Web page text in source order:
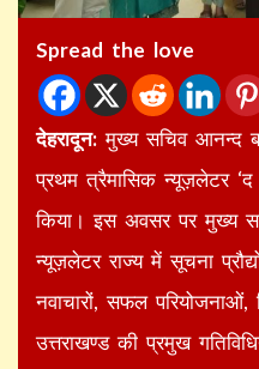
Spread the love
देहरादून: मुख्य सचिव आनन्द
प्रथम त्रैमासिक न्यूज़लेटर
किया। इस अवसर पर मुख्य
न्यूज़लेटर राज्य में सूचना
नवाचारों, सफल
उत्तराखण्ड की प्रमुख